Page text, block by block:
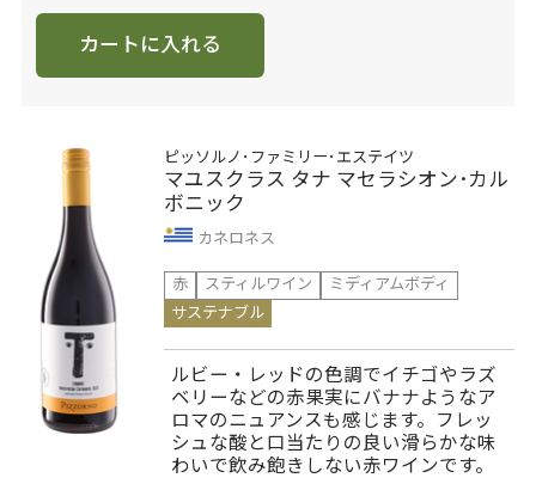
カートに入れる
ピッソルノ･ファミリー･エステイツ
マユスクラス タナ マセラシオン･カル
ボニック
カネロネス
赤
スティルワイン
ミディアムボディ
サステナブル
ルビー・レッドの色調でイチゴやラズ
ベリーなどの赤果実にバナナようなア
ロマのニュアンスも感じます。フレッ
シュな酸と口当たりの良い滑らかな味
わいで飲み飽きしない赤ワインです。